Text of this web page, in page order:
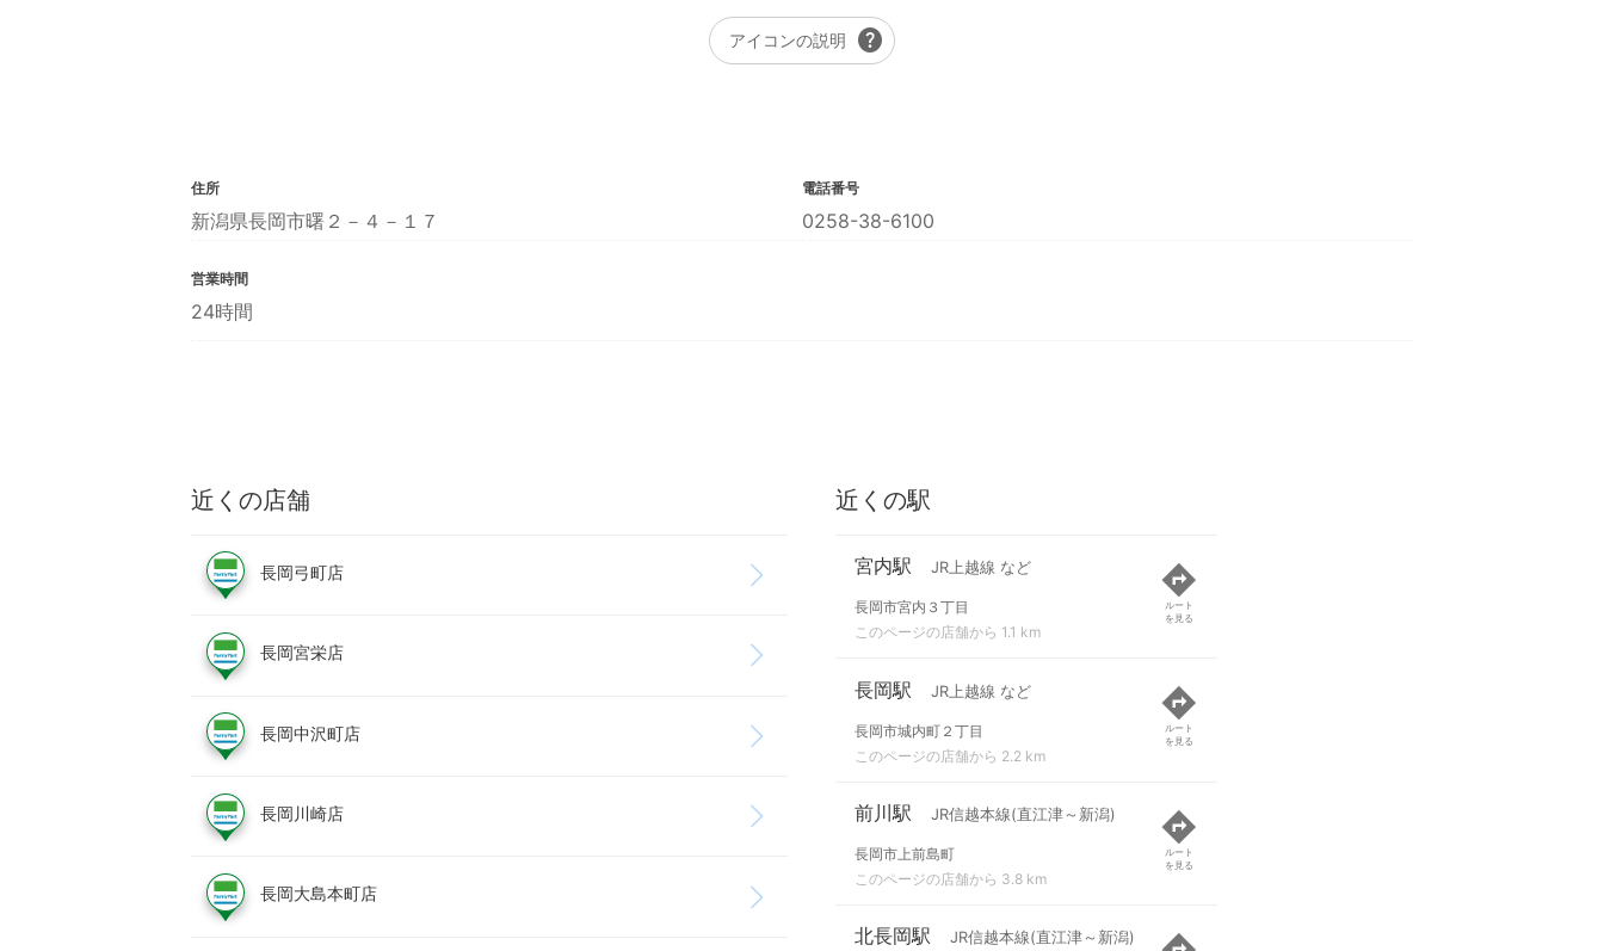
アイコンの説明 help
住所
新潟県長岡市曙２－４－１７
電話番号
0258-38-6100
営業時間
24時間
近くの店舗
長岡弓町店
長岡宮栄店
長岡中沢町店
長岡川崎店
長岡大島本町店
近くの駅
宮内駅 JR上越線 など
長岡市宮内３丁目
このページの店舗から 1.1 km
ルート
を見る
長岡駅 JR上越線 など
長岡市城内町２丁目
このページの店舗から 2.2 km
ルート
を見る
前川駅 JR信越本線(直江津～新潟)
長岡市上前島町
このページの店舗から 3.8 km
ルート
を見る
北長岡駅 JR信越本線(直江津～新潟)